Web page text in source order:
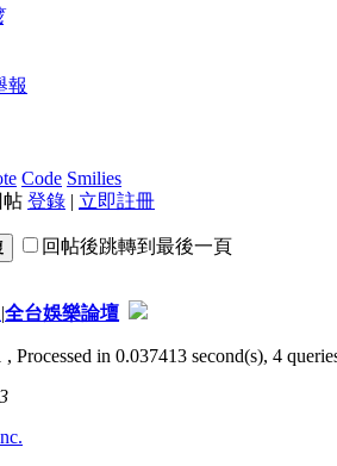
報
Code Smilies
帖 登錄 | 立即註冊
回帖後跳轉到最後一頁
|全台娛樂論壇
, Processed in 0.037413 second(s), 4